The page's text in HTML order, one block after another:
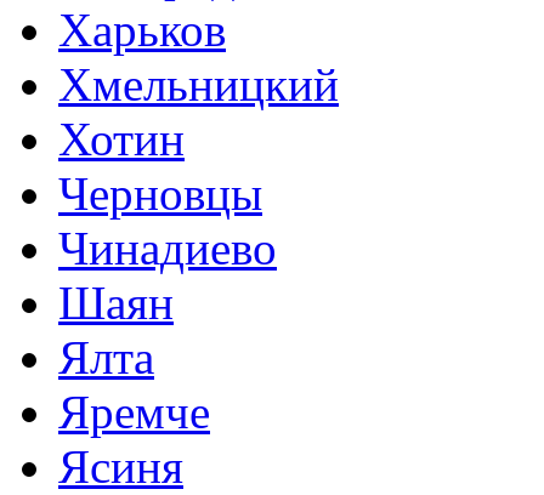
Харьков
Хмельницкий
Хотин
Черновцы
Чинадиево
Шаян
Ялта
Яремче
Ясиня